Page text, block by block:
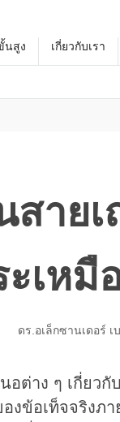
นสูง เกี่ยวกับเรา
สาย
เหมื
ดร.อเล็กซานเดอร์ เ
อต่าง ๆ เกี่ยว
งข้อเท็จจริงภ